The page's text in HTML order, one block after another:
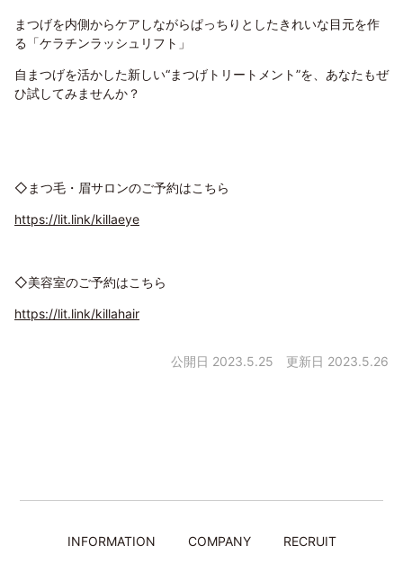
まつげを内側からケアしながらぱっちりとしたきれいな目元を作
る「ケラチンラッシュリフト」
自まつげを活かした新しい“まつげトリートメント”を、あなたもぜ
ひ試してみませんか？
◇まつ毛・眉サロンのご予約はこちら
https://lit.link/killaeye
◇美容室のご予約はこちら
https://lit.link/killahair
公開日 2023.5.25 更新日 2023.5.26
INFORMATION COMPANY RECRUIT